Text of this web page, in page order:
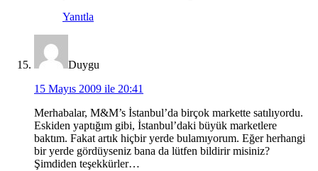
Yanıtla
Duygu
15 Mayıs 2009 ile 20:41
Merhabalar, M&M’s İstanbul’da birçok markette satılıyordu.
Eskiden yaptığım gibi, İstanbul’daki büyük marketlere
baktım. Fakat artık hiçbir yerde bulamıyorum. Eğer herhangi
bir yerde gördüyseniz bana da lütfen bildirir misiniz?
Şimdiden teşekkürler…